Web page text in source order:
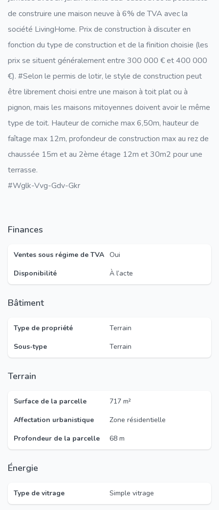
de construire une maison neuve à 6% de TVA avec la
société LivingHome. Prix de construction à discuter en
fonction du type de construction et de la finition choisie (les
prix se situent généralement entre 300 000 € et 400 000
€). #Selon le permis de lotir, le style de construction peut
être librement choisi entre une maison à toit plat ou à
pignon, mais les maisons mitoyennes doivent avoir le même
type de toit. Hauteur de corniche max 6,50m, hauteur de
faîtage max 12m, profondeur de construction max au rez de
chaussée 15m et au 2ème étage 12m et 30m2 pour une
terrasse.
#Wglk-Vvg-Gdv-Gkr
Finances
Ventes sous régime de TVA Oui
Disponibilité
À l’acte
Bâtiment
Type de propriété
Terrain
Sous-type
Terrain
Terrain
Surface de la parcelle
717 m²
Affectation urbanistique
Zone résidentielle
Profondeur de la parcelle
68 m
Énergie
Type de vitrage Simple vitrage